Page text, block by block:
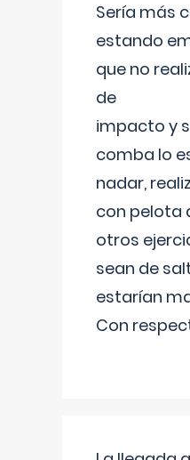
Sería más
estando
que no
de
impacto y
comba lo
nadar,
con pelota
otros
sean de
estarían
Con